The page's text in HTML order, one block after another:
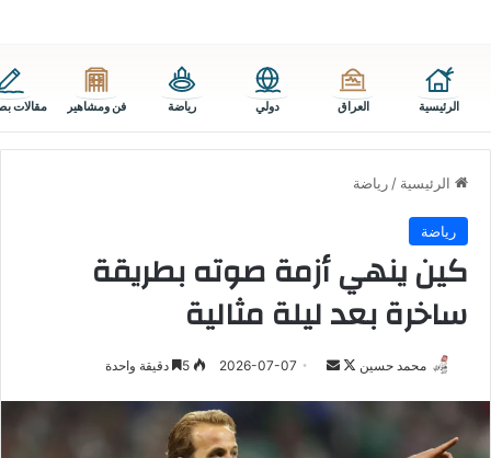
الرئيسية العراق دولي رياضة فن ومشاهير مقالات
الرئيسية / رياضة
رياضة
كين ينهي أزمة صوته بطريقة
ساخرة بعد ليلة مثالية
محمد حسين
تابع
X
أرسل
إلكترونيا
2026-07-07 دقيقة واحدة